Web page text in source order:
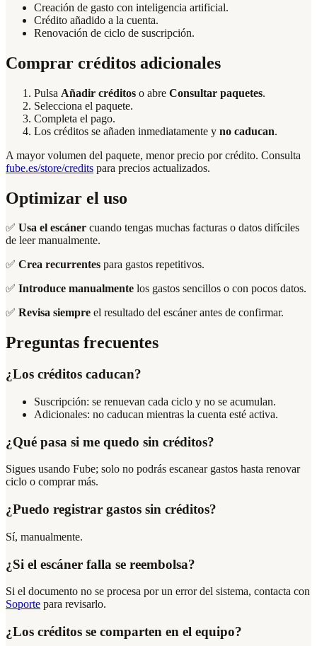
Creación de gasto con inteligencia artificial.
Crédito añadido a la cuenta.
Renovación de ciclo de suscripción.
Comprar créditos adicionales
Pulsa Añadir créditos o abre Consultar paquetes.
Selecciona el paquete.
Completa el pago.
Los créditos se añaden inmediatamente y no caducan.
A mayor volumen del paquete, menor precio por crédito. Consulta
fube.es/store/credits para precios actualizados.
Optimizar el uso
✅ Usa el escáner cuando tengas muchas facturas o datos difíciles
de leer manualmente.
✅ Crea recurrentes para gastos repetitivos.
✅ Introduce manualmente los gastos sencillos o con pocos datos.
✅ Revisa siempre el resultado del escáner antes de confirmar.
Preguntas frecuentes
¿Los créditos caducan?
Suscripción: se renuevan cada ciclo y no se acumulan.
Adicionales: no caducan mientras la cuenta esté activa.
¿Qué pasa si me quedo sin créditos?
Sigues usando Fube; solo no podrás escanear gastos hasta renovar
ciclo o comprar más.
¿Puedo registrar gastos sin créditos?
Sí, manualmente.
¿Si el escáner falla se reembolsa?
Si el documento no se procesa por un error del sistema, contacta con
Soporte para revisarlo.
¿Los créditos se comparten en el equipo?